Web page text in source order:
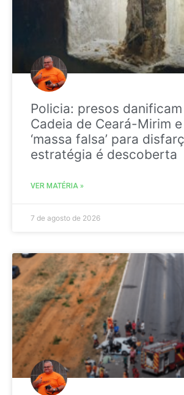
Policia: presos
Cadeia de Ceará-Mirim
‘massa falsa’ para
estratégia é descoberta
VER MATÉRIA »
7 de agosto de 2026